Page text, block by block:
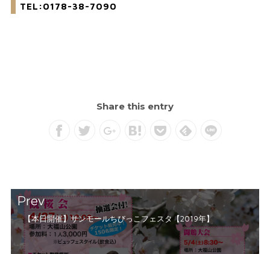
TEL:0178-38-7090
Share this entry
Prev
【本日開催】サンモールちびっこフェスタ【2019年】